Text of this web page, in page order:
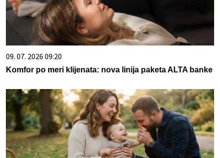
09. 07. 2026 09:20
Komfor po meri klijenata: nova linija paketa ALTA banke